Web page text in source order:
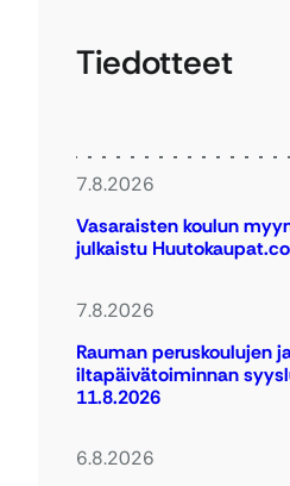
Tiedotteet
7.8.2026
Vasaraisten koulun
julkaistu
7.8.2026
Rauman peruskoulujen
iltapäivätoiminnan
11.8.2026
6.8.2026